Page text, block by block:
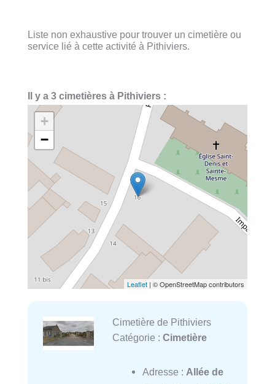
Liste non exhaustive pour trouver un cimetière ou
service lié à cette activité à Pithiviers.
Il y a 3 cimetières à Pithiviers :
+
−
Leaflet | © OpenStreetMap contributors
Cimetière de Pithiviers
Catégorie : Cimetière
Adresse : Allée de